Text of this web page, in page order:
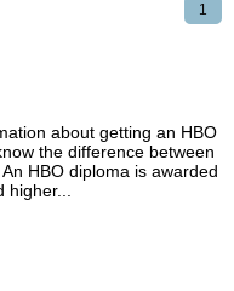
1
about getting an HBO
the difference between
HBO diploma is awarded